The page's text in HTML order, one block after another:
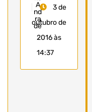
3 de
outubro de
2016 às
14:37